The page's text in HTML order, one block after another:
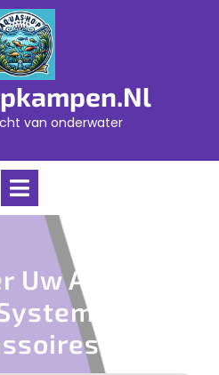
van onderwater
Open
Uw Aquarium
En